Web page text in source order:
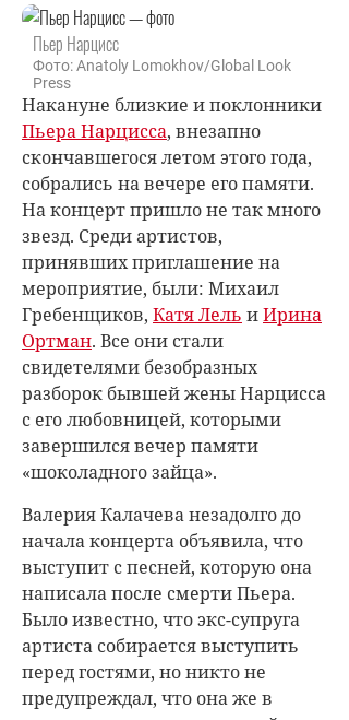
Пьер Нарцисс
Фото: Anatoly Lomokhov/Global Look
Press
Накануне близкие и поклонники
Пьера Нарцисса, внезапно
скончавшегося летом этого года,
собрались на вечере его памяти.
На концерт пришло не так много
звезд. Среди артистов,
принявших приглашение на
мероприятие, были: Михаил
Гребенщиков, Катя Лель иИрина
Ортман. Все они стали
свидетелями безобразных
разборок бывшей жены Нарцисса
с его любовницей, которыми
завершился вечер памяти
«шоколадного зайца».
Валерия Калачева незадолго до
начала концерта объявила, что
выступит с песней, которую она
написала после смерти Пьера.
Было известно, что экс-супруга
артиста собирается выступить
перед гостями, но никто не
предупреждал, что она же в